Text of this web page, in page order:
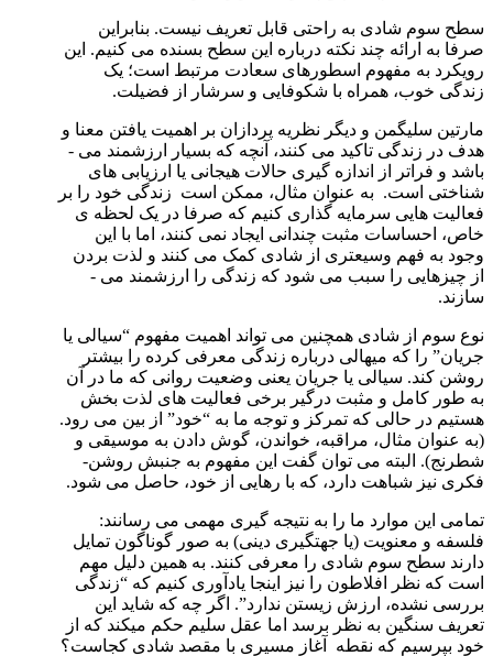
سطح سوم شادی به راحتی قابل تعریف نیست. بنابراین
صرفا به ارائه چند نکته درباره این سطح بسنده می­ کنیم. این
رویکرد به مفهوم اسطوره­ای سعادت مرتبط است؛ یک
زندگی خوب، همراه با شکوفایی و سرشار از فضیلت.
مارتین سلیگمن و دیگر نظریه پردازان بر اهمیت یافتن معنا و
هدف در زندگی تاکید می­ کنند، آنچه که بسیار ارزشمند می ­
باشد و فراتر از اندازه­ گیری حالات هیجانی یا ارزیابی­ های
شناختی است. به عنوان مثال، ممکن است زندگی خود را بر
فعالیت ­هایی سرمایه گذاری کنیم که صرفا در یک لحظه ­ی
خاص، احساسات مثبت چندانی ایجاد نمی­ کنند، اما با این
وجود به فهم وسیع­تری از شادی کمک می­ کنند و لذت بردن
از چیزهایی را سبب می ­شود که زندگی را ارزشمند می ­
سازند.
نوع سوم از شادی همچنین می­ تواند اهمیت مفهوم “سیالی یا
جریان” را که میهالی درباره زندگی معرفی کرده را بیشتر
روشن کند. سیالی یا جریان یعنی وضعیت روانی که ما در آن
به طور کامل و مثبت درگیر برخی فعالیت­ های لذت بخش
هستیم در حالی که تمرکز و توجه ما به “خود” از بین می ­رود.
(به عنوان مثال، مراقبه، خواندن، گوش دادن به موسیقی و
شطرنج). البته می­ توان گفت این مفهوم به جنبش روشن­
فکری نیز شباهت دارد، که با رهایی از خود، حاصل می ­شود.
تمامی این موارد ما را به نتیجه­ گیری مهمی می­ رسانند:
فلسفه و معنویت (یا جهت­گیری دینی) به صور گوناگون تمایل
دارند سطح سوم شادی را معرفی کنند. به همین دلیل مهم
است که نظر افلاطون را نیز اینجا یادآوری کنیم که “زندگی
بررسی نشده، ارزش زیستن ندارد”. اگر چه که شاید این
تعریف سنگین به نظر برسد اما عقل سلیم حکم می­کند که از
خود بپرسیم که نقطه آغاز مسیری با مقصد شادی کجاست؟